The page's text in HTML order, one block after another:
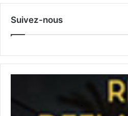
Suivez-nous